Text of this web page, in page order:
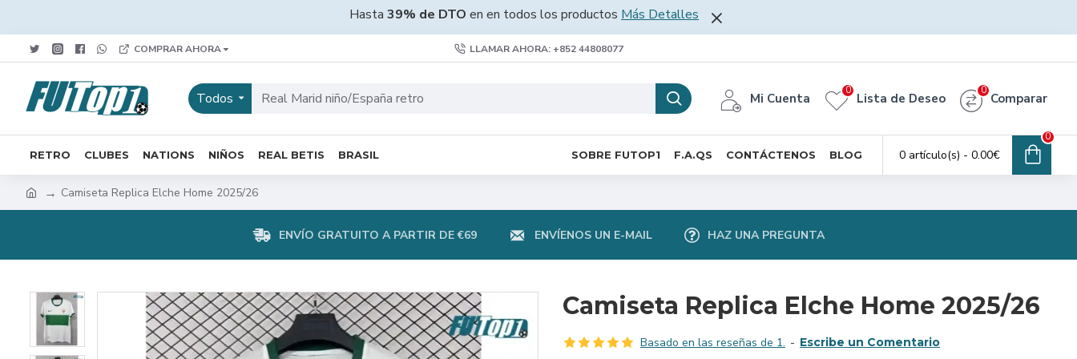
Hasta 39% de DTO en en todos los productos Más Detalles
COMPRAR AHORA LLAMAR AHORA: +852 44808077
Todos Mi Cuenta Lista de Deseo
0
Comparar
0
RETRO CLUBES NATIONS NIÑOS REAL BETIS BRASIL SOBRE FUTOP1 F.A.QS CONTÁCTENOS BLOG 0 artículo(s) - 0.00€
0
Camiseta Replica Elche Home 2025/26
ENVÍO GRATUITO A PARTIR DE €69 ENVÍENOS UN E-MAIL HAZ UNA PREGUNTA
Camiseta Replica Elche Home 2025/26
Basado en las reseñas de 1. - Escribe un Comentario